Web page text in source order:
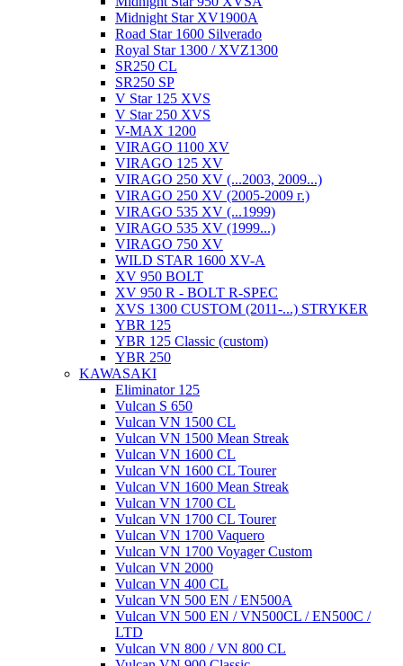
Midnight Star XV1900A
Road Star 1600 Silverado
Royal Star 1300 / XVZ1300
SR250 CL
SR250 SP
V Star 125 XVS
V Star 250 XVS
V-MAX 1200
VIRAGO 1100 XV
VIRAGO 125 XV
VIRAGO 250 XV (...2003, 2009...)
VIRAGO 250 XV (2005-2009 г.)
VIRAGO 535 XV (...1999)
VIRAGO 535 XV (1999...)
VIRAGO 750 XV
WILD STAR 1600 XV-A
XV 950 BOLT
XV 950 R - BOLT R-SPEC
XVS 1300 CUSTOM (2011-...) STRYKER
YBR 125
YBR 125 Classic (custom)
YBR 250
KAWASAKI
Eliminator 125
Vulcan S 650
Vulcan VN 1500 CL
Vulcan VN 1500 Mean Streak
Vulcan VN 1600 CL
Vulcan VN 1600 CL Tourer
Vulcan VN 1600 Mean Streak
Vulcan VN 1700 CL
Vulcan VN 1700 CL Tourer
Vulcan VN 1700 Vaquero
Vulcan VN 1700 Voyager Custom
Vulcan VN 2000
Vulcan VN 400 CL
Vulcan VN 500 EN / EN500A
Vulcan VN 500 EN / VN500CL / EN500C /
LTD
Vulcan VN 800 / VN 800 CL